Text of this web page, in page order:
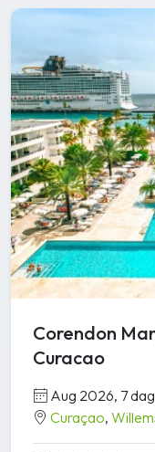
Corendon
Curacao
Aug 2026, 7
Curaçao,